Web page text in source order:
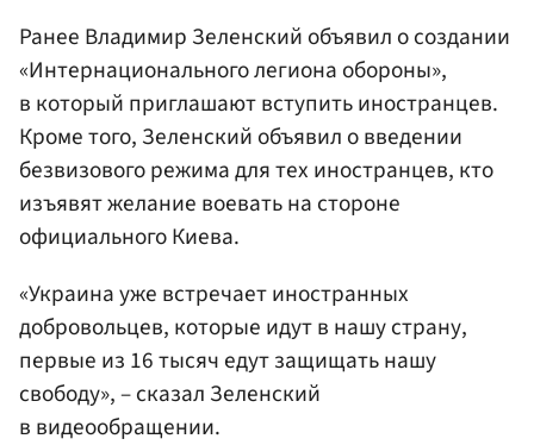
Ранее Владимир Зеленский объявил о создании
«Интернационального легиона обороны»,
в который приглашают вступить иностранцев.
Кроме того, Зеленский объявил о введении
безвизового режима для тех иностранцев, кто
изъявят желание воевать на стороне
официального Киева.
«Украина уже встречает иностранных
добровольцев, которые идут в нашу страну,
первые из 16 тысяч едут защищать нашу
свободу», – сказал Зеленский
в видеообращении.